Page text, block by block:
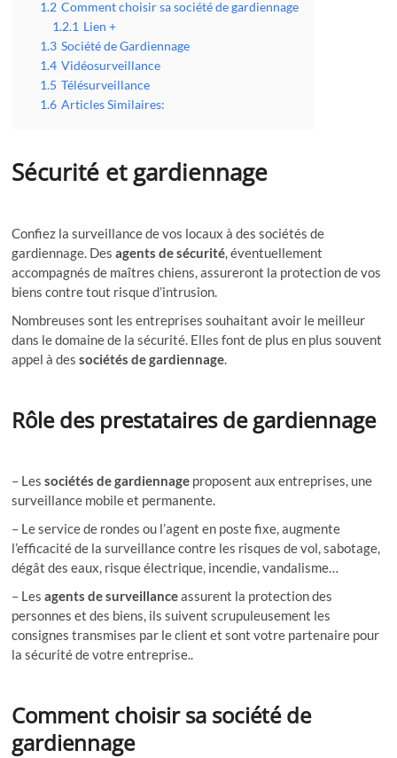
1.2 Comment choisir sa société de gardiennage
1.2.1 Lien +
1.3 Société de Gardiennage
1.4 Vidéosurveillance
1.5 Télésurveillance
1.6 Articles Similaires:
Sécurité et gardiennage
Confiez la surveillance de vos locaux à des sociétés de
gardiennage. Desagents de sécurité, éventuellement
accompagnés de maîtres chiens, assureront la protection de vos
biens contre tout risque d’intrusion.
Nombreuses sont les entreprises souhaitant avoir le meilleur
dans le domaine de la sécurité. Elles font de plus en plus souvent
appel à dessociétés de gardiennage.
Rôle des prestataires de gardiennage
– Lessociétés de gardiennage proposent aux entreprises, une
surveillance mobile et permanente.
– Le service de rondes ou l’agent en poste fixe, augmente
l’efficacité de la surveillance contre les risques de vol, sabotage,
dégât des eaux, risque électrique, incendie, vandalisme…
– Lesagents de surveillanceassurent la protection des
personnes et des biens, ils suivent scrupuleusement les
consignes transmises par le client et sont votre partenaire pour
la sécurité de votre entreprise..
Comment choisir sa société de
gardiennage